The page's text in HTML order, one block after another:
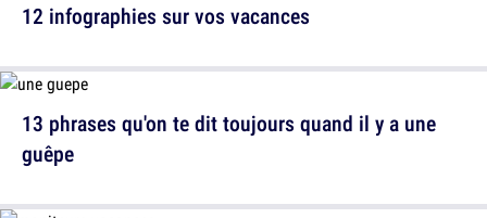
13 phrases qu'on te dit toujours quand il y a une
guêpe
12 infographies sur vos vacances